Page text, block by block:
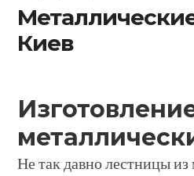
Киев
Не так давно лестницы из